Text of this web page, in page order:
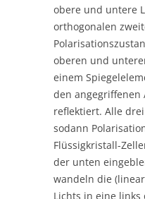
obere und untere
orthogonalen
oberen und
einem
den
reflektiert. Alle
sodann
Flüssigkristall-
der unten
wandeln die
Lichts in eine